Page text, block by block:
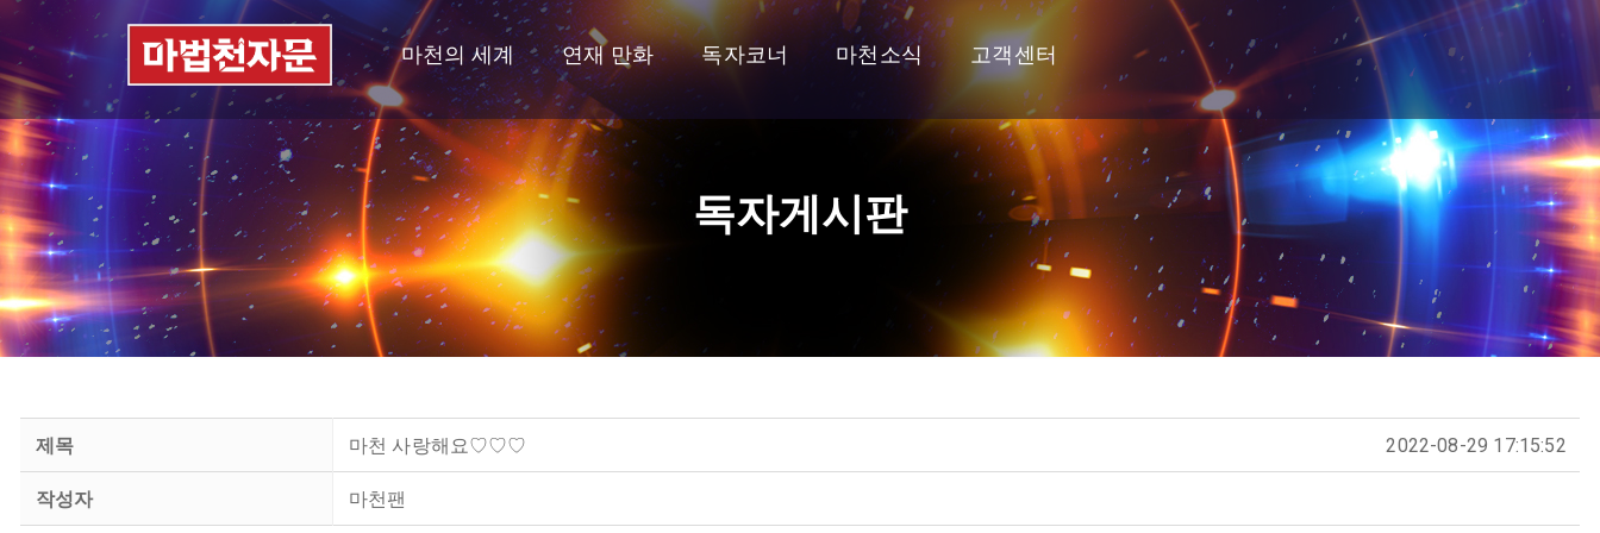
마천의 세계 연재 만화 독자코너 마천소식 고객센터
독자게시판
제목 마천 사랑해요♡♡♡ 2022-08-29 17:15:52
작성자 마천팬